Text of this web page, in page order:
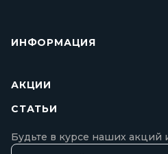
ИНФОРМАЦИЯ
АКЦИИ
СТАТЬИ
Будьте в курсе наших акций